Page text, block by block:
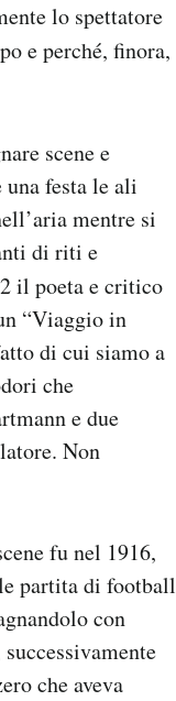
lo spettatore
e perché, finora,
scene e
festa le ali
mentre si
di riti e
il poeta e critico
“Viaggio in
di cui siamo a
che
e due
Non
fu nel 1916,
partita di football
con
che aveva